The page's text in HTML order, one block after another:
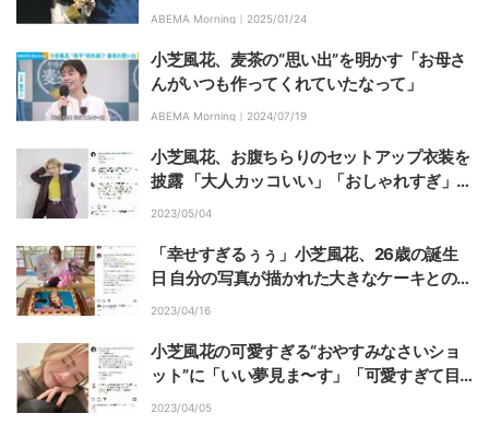
ABEMA Morning｜ 2025/01/24
小芝風花、麦茶の“思い出”を明かす「お母さ
んがいつも作ってくれていたなって」
ABEMA Morning｜ 2024/07/19
小芝風花、お腹ちらりのセットアップ衣装を
披露 「大人カッコいい」「おしゃれすぎ」と
ファン絶賛
2023/05/04
「幸せすぎるぅぅ」小芝風花、26歳の誕生
日 自分の写真が描かれた大きなケーキとの2
ショット披露
2023/04/16
小芝風花の可愛すぎる“おやすみなさいショ
ット”に「いい夢見ま〜す」「可愛すぎて目
覚めるわ」とファン悶絶
2023/04/05